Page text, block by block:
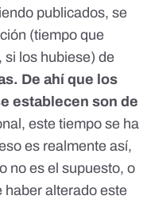
publicados, se
(tiempo que
los hubiese) de
De ahí que los
establecen son de
este tiempo se ha
es realmente así,
no es el supuesto, o
haber alterado este